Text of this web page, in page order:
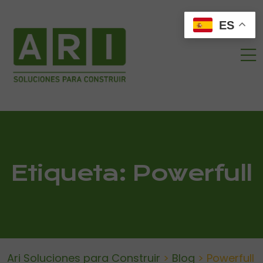
Etiqueta: Powerfull
Ari Soluciones para Construir > Blog > Powerfull
ES